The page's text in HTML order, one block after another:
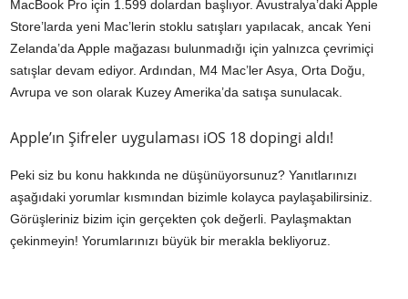
MacBook Pro için 1.599 dolardan başlıyor. Avustralya’daki Apple
Store’larda yeni Mac’lerin stoklu satışları yapılacak, ancak Yeni
Zelanda’da Apple mağazası bulunmadığı için yalnızca çevrimiçi
satışlar devam ediyor. Ardından, M4 Mac’ler Asya, Orta Doğu,
Avrupa ve son olarak Kuzey Amerika’da satışa sunulacak.
Apple’ın Şifreler uygulaması iOS 18 dopingi aldı!
Peki siz bu konu hakkında ne düşünüyorsunuz? Yanıtlarınızı
aşağıdaki yorumlar kısmından bizimle kolayca paylaşabilirsiniz.
Görüşleriniz bizim için gerçekten çok değerli. Paylaşmaktan
çekinmeyin! Yorumlarınızı büyük bir merakla bekliyoruz.